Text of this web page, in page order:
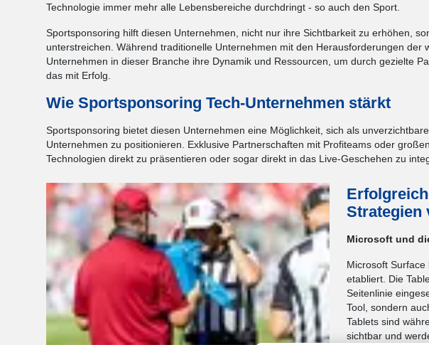
Technologie immer mehr alle Lebensbereiche durchdringt - so auch den Sport.
Sportsponsoring hilft diesen Unternehmen, nicht nur ihre Sichtbarkeit zu erhöhen,
unterstreichen. Während traditionelle Unternehmen mit den Herausforderungen der
Unternehmen in dieser Branche ihre Dynamik und Ressourcen, um durch gezielte
das mit Erfolg.
Wie Sportsponsoring Tech-Unternehmen stärkt
Sportsponsoring bietet diesen Unternehmen eine Möglichkeit, sich als
Unternehmen zu positionieren. Exklusive Partnerschaften mit Profiteams oder
Technologien direkt zu präsentieren oder sogar direkt in das Live-Geschehen zu
Strategien
Microsoft und
Microsoft
etabliert. Die
Seitenlinie
Tool, sondern
Tablets sind
sichtbar und